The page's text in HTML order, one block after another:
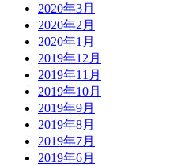
2020年3月
2020年2月
2020年1月
2019年12月
2019年11月
2019年10月
2019年9月
2019年8月
2019年7月
2019年6月